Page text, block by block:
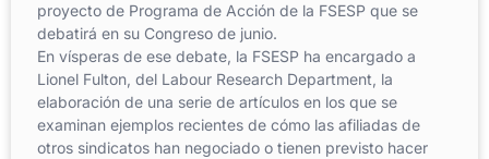
proyecto de Programa de Acción de la FSESP que se
debatirá en su Congreso de junio.
En vísperas de ese debate, la FSESP ha encargado a
Lionel Fulton, del Labour Research Department, la
elaboración de una serie de artículos en los que se
examinan ejemplos recientes de cómo las afiliadas de
otros sindicatos han negociado o tienen previsto hacer